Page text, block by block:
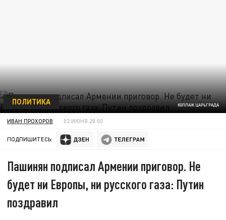
КОЛЛАЖ ЦАРЬГРАДА
ПОЛИТИКА
ИВАН ПРОХОРОВ 02 ИЮНЯ 20:00
ПОДПИШИТЕСЬ:
Пашинян подписал Армении приговор. Не
будет ни Европы, ни русского газа: Путин
поздравил